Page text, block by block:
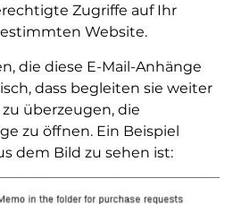
Zugriffe auf Ihr
Website.
die diese E-Mail-Anhänge
dass begleiten sie weiter
überzeugen, die
zu öffnen. Ein Beispiel
dem Bild zu sehen ist: